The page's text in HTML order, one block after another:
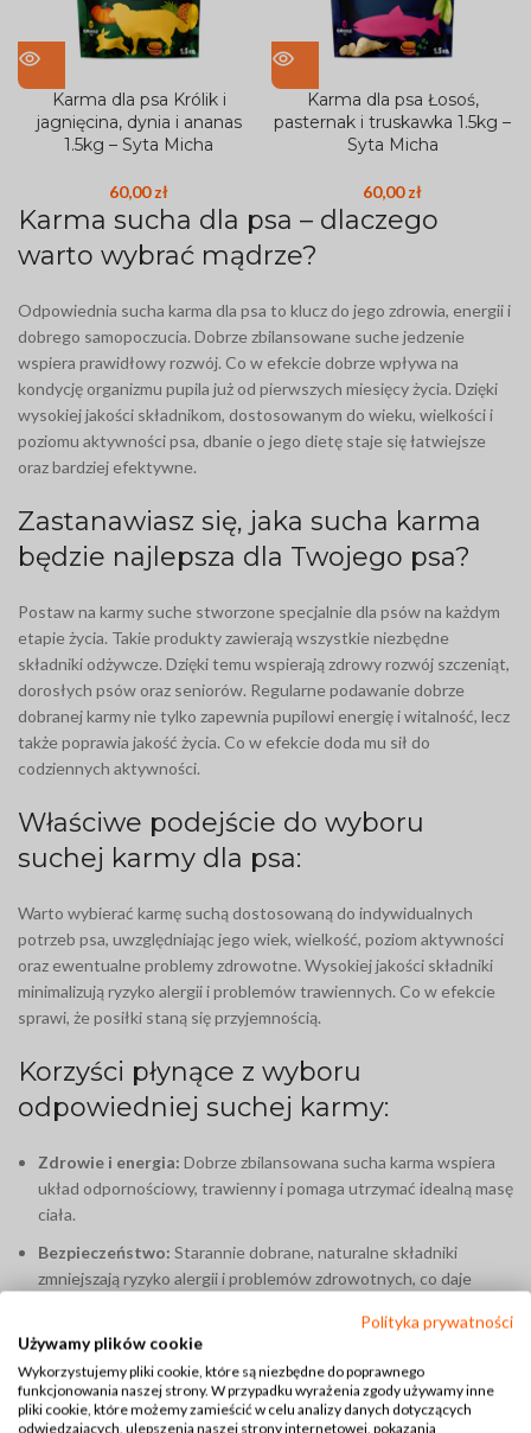
Karma dla psa Królik i
jagnięcina, dynia i ananas
1.5kg – Syta Micha
60,00zł
Karma dla psa Łosoś,
pasternak i truskawka 1.5kg –
Syta Micha
60,00zł
Karma sucha dla psa – dlaczego
warto wybrać mądrze?
Odpowiednia sucha karma dla psa to klucz do jego zdrowia, energii i
dobrego samopoczucia. Dobrze zbilansowane suche jedzenie
wspiera prawidłowy rozwój. Co w efekcie dobrze wpływa na
kondycję organizmu pupila już od pierwszych miesięcy życia. Dzięki
wysokiej jakości składnikom, dostosowanym do wieku, wielkości i
poziomu aktywności psa, dbanie o jego dietę staje się łatwiejsze
oraz bardziej efektywne.
Zastanawiasz się, jaka sucha karma
będzie najlepsza dla Twojego psa?
Postaw na karmy suche stworzone specjalnie dla psów na każdym
etapie życia. Takie produkty zawierają wszystkie niezbędne
składniki odżywcze. Dzięki temu wspierają zdrowy rozwój szczeniąt,
dorosłych psów oraz seniorów. Regularne podawanie dobrze
dobranej karmy nie tylko zapewnia pupilowi energię i witalność, lecz
także poprawia jakość życia. Co w efekcie doda mu sił do
codziennych aktywności.
Właściwe podejście do wyboru
suchej karmy dla psa:
Warto wybierać karmę suchą dostosowaną do indywidualnych
potrzeb psa, uwzględniając jego wiek, wielkość, poziom aktywności
oraz ewentualne problemy zdrowotne. Wysokiej jakości składniki
minimalizują ryzyko alergii i problemów trawiennych. Co w efekcie
sprawi, że posiłki staną się przyjemnością.
Korzyści płynące z wyboru
odpowiedniej suchej karmy:
Zdrowie i energia: Dobrze zbilansowana sucha karma wspiera
układ odpornościowy, trawienny i pomaga utrzymać idealną masę
ciała.
Bezpieczeństwo: Starannie dobrane, naturalne składniki
zmniejszają ryzyko alergii i problemów zdrowotnych, co daje
Budowanie więzi:Zapewnienie smacznych i wartościowych
posiłków wzmacnia zaufanie i relację między psem a opiekunem,
czyniąc wspólny czas przyjemniejszym.
Polityka prywatności
Używamy plików cookie
Wykorzystujemy pliki cookie, które są niezbędne do poprawnego
funkcjonowania naszej strony. W przypadku wyrażenia zgody używamy inne
pliki cookie, które możemy zamieścić w celu analizy danych dotyczących
odwiedzających, ulepszenia naszej strony internetowej, pokazania